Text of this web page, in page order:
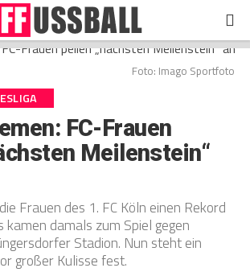
Foto: Imago Sportfoto
FC-Frauen
Meilenstein“
Frauen des 1. FC Köln einen Rekord
damals zum Spiel gegen
Stadion. Nun steht ein
großer Kulisse fest.